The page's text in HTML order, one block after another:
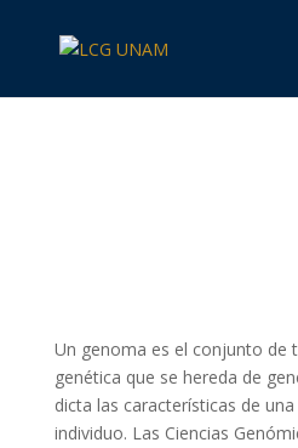
Un genoma es el conjunto de
genética que se hereda de
dicta las características de
individuo. Las Ciencias